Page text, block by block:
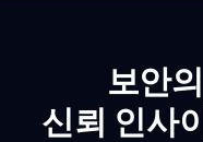
보안
신뢰 인사